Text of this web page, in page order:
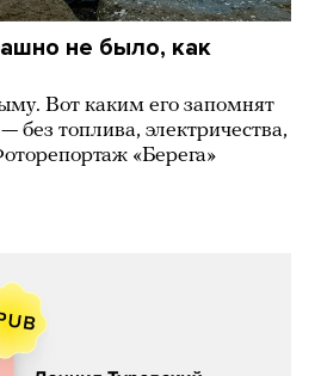
не было, как
Вот каким его запомнят
без топлива, электричества,
«Берега»